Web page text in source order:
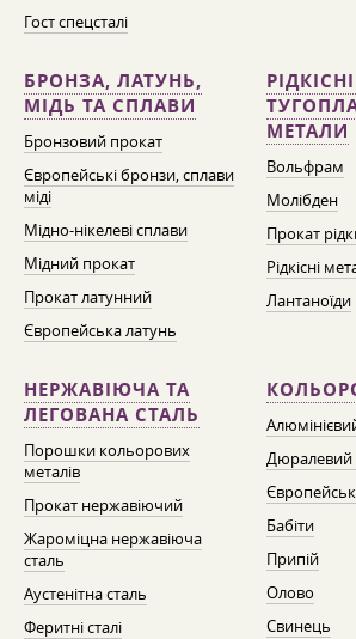
Гост спецсталі
БРОНЗА, ЛАТУНЬ,
МІДЬ ТА СПЛАВИ
Бронзовий прокат
Європейські бронзи, сплави
міді
Мідно-нікелеві сплави
Мідний прокат
Прокат латунний
Європейська латунь
МЕТАЛИ
Вольфрам
Молібден
Прокат
Рідкісні
Лантаноїди
НЕРЖАВІЮЧА ТА
ЛЕГОВАНА СТАЛЬ
Порошки кольорових
металів
Прокат нержавіючий
Жароміцна нержавіюча
сталь
Аустенітна сталь
Феритні сталі
Дюралевий
Бабіти
Припій
Олово
Свинець